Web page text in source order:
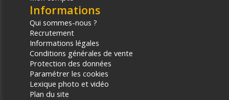
Informations
Qui sommes-nous ?
Recrutement
Informations légales
Conditions générales de vente
Protection des données
Paramétrer les cookies
Lexique photo et vidéo
Plan du site